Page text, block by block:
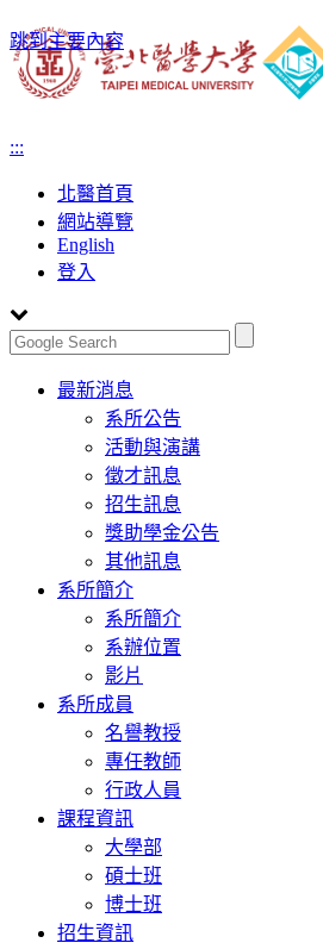
跳到主要內容
:::
北醫首頁
網站導覽
English
登入
Toggle
navigation
最新消息
系所公告
活動與演講
徵才訊息
招生訊息
獎助學金公告
其他訊息
系所簡介
系所簡介
系辦位置
影片
系所成員
名譽教授
專任教師
行政人員
課程資訊
大學部
碩士班
博士班
招生資訊